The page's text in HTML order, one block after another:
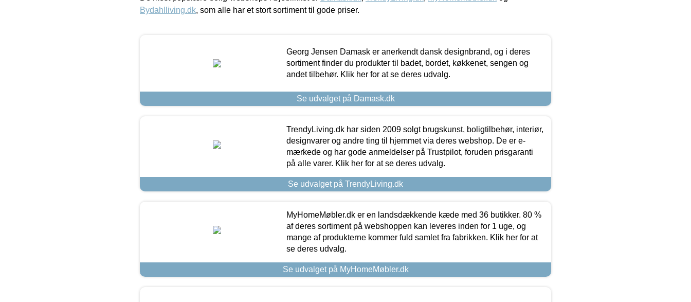
Bydahlliving.dk, som alle har et stort sortiment til gode priser.
Georg Jensen Damask er anerkendt dansk designbrand, og i deres
sortiment finder du produkter til badet, bordet, køkkenet, sengen og
andet tilbehør. Klik her for at se deres udvalg.
Se udvalget på Damask.dk
TrendyLiving.dk har siden 2009 solgt brugskunst, boligtilbehør, interiør,
designvarer og andre ting til hjemmet via deres webshop. De er e-
mærkede og har gode anmeldelser på Trustpilot, foruden prisgaranti
på alle varer. Klik her for at se deres udvalg.
Se udvalget på TrendyLiving.dk
MyHomeMøbler.dk er en landsdækkende kæde med 36 butikker. 80 %
af deres sortiment på webshoppen kan leveres inden for 1 uge, og
mange af produkterne kommer fuld samlet fra fabrikken. Klik her for at
se deres udvalg.
Se udvalget på MyHomeMøbler.dk